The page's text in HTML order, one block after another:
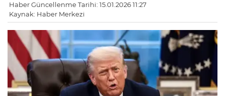
Haber Güncellenme Tarihi: 15.01.2026 11:27
Kaynak: Haber Merkezi